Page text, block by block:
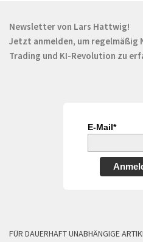
Newsletter von Lars Hattwig!
Jetzt anmelden, um regelmäßig
Trading und KI-Revolution zu
E-Mail*
FÜR DAUERHAFT UNABHÄNGIGE